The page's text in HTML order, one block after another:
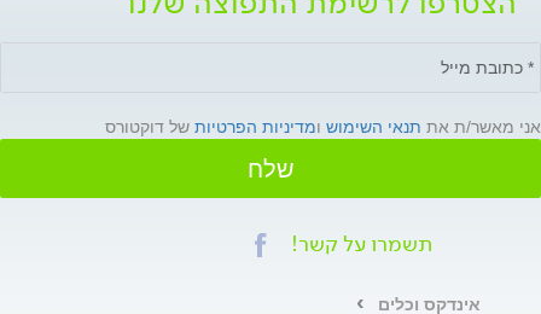
אני מאשר/ת את תנאי השימוש ומדיניות הפרטיות של דוקטורס
שלח
תשמרו על קשר!
אינדקס וכלים